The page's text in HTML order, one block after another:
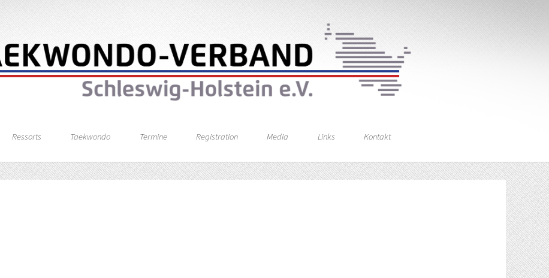
Ressorts Taekwondo Termine Registration Media Links Kontakt